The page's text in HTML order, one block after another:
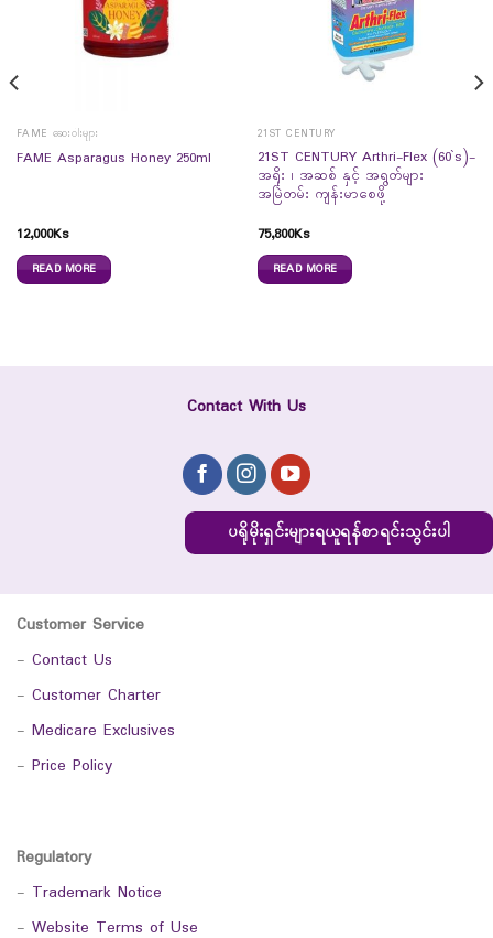
FAME ဆေးဝါးများ
FAME Asparagus Honey 250ml
12,000Ks
READ MORE
21ST CENTURY
21ST CENTURY Arthri-Flex (60`s)-
အရိုး ၊ အဆစ် နှင့် အရွတ်များ
အမြဲတမ်း ကျန်းမာစေဖို့
75,800Ks
READ MORE
Contact With Us
ပရိုမိုးရှင်းများရယူရန်စာရင်းသွင်းပါ
Customer Service
- Contact Us
- Customer Charter
- Medicare Exclusives
- Price Policy
Regulatory
- Trademark Notice
- Website Terms of Use